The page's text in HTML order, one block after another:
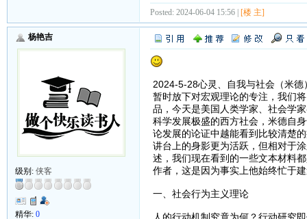
Posted: 2024-06-04 15:56 | [楼 主]
杨艳吉
级别: 侠客
精华: 0
2024-5-28心灵、自我与社会（米德
暂时放下对宏观理论的专注，我们
品，今天是美国人类学家、社会学
科学发展极盛的西方社会，米德自
论发展的论证中越能看到比较清楚
讲台上的身影更为活跃，但相对于
述，我们现在看到的一些文本材料
作者，这是因为事实上他始终忙于
一、社会行为主义理论